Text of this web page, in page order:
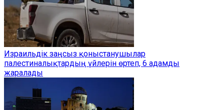
Израильдік заңсыз қоныстанушылар
палестиналықтардың үйлерін өртеп, 6 адамды
жаралады